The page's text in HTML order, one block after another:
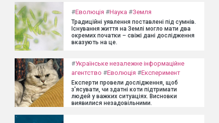
#Еволюція #Наука #Земля
Традиційні уявлення поставлені під сумнів.
Існування життя на Землі могло мати два
окремих початки – свіжі дані дослідження
вказують на це.
#Українське незалежне інформаційне
агентство #Еволюція #Експеримент
Експерти провели дослідження, щоб
з'ясувати, чи здатні коти підтримати
людей у важких ситуаціях. Висновки
виявилися незадовільними.